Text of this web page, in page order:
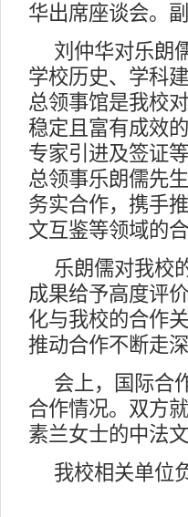
华出席座谈会。
刘仲华对乐朗
学校历史、学科
总领事馆是我校
稳定且富有成效
专家引进及签证
总领事乐朗儒先
务实合作，携手
文互鉴等领域的
乐朗儒对我校
成果给予高度评
化与我校的合作
推动合作不断走
会上，国际合
合作情况。双方
素兰女士的中法
我校相关单位